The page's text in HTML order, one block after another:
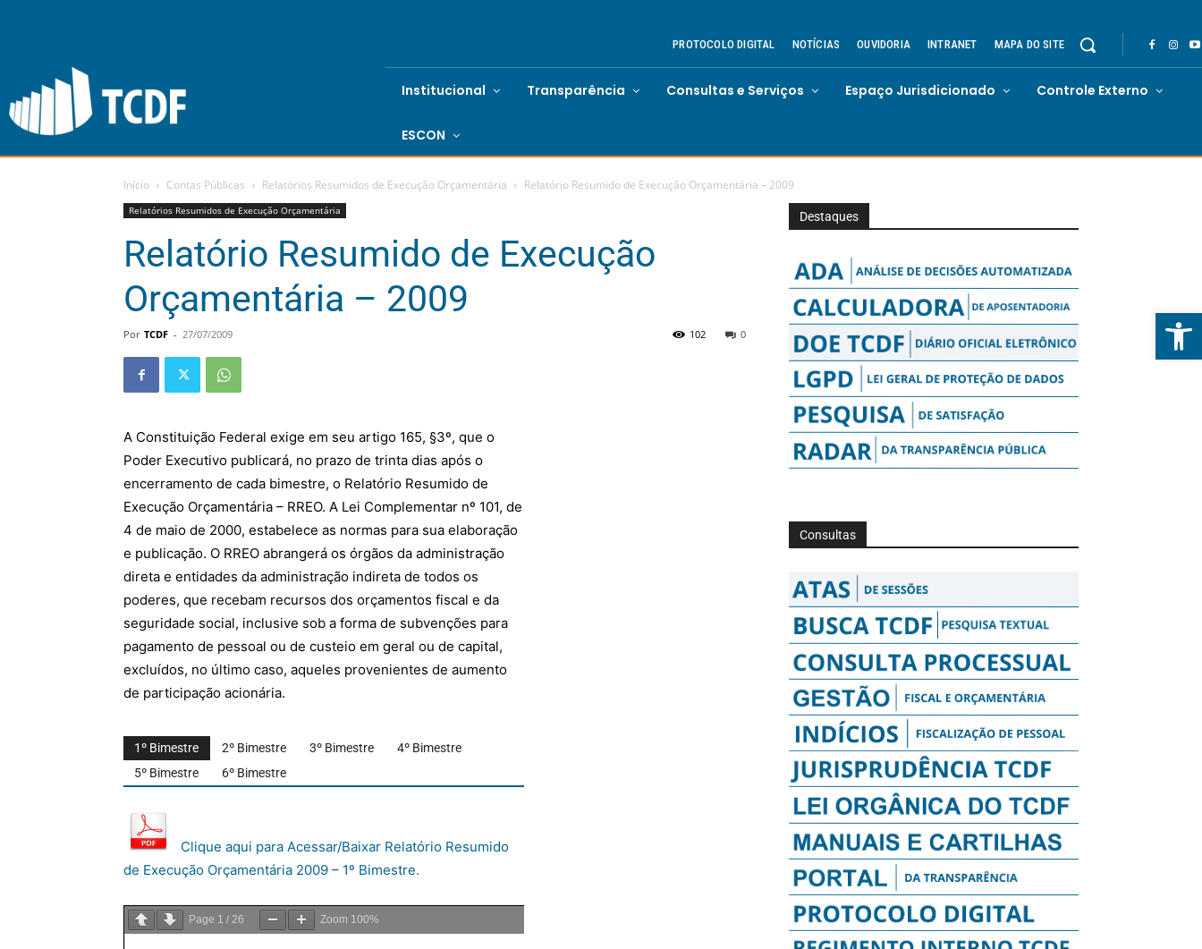
Abrir
PROTOCOLO DIGITAL NOTÍCIAS OUVIDORIA INTRANET MAPA DO SITE
Institucional Transparência Consultas e Serviços Espaço Jurisdicionado Controle Externo
ESCON
Início Contas Públicas Relatórios Resumidos de Execução Orçamentária Relatório Resumido de Execução Orçamentária – 2009
Relatórios Resumidos de Execução Orçamentária
Relatório Resumido de Execução
Orçamentária – 2009
Por TCDF - 27/07/2009 0
102
A Constituição Federal exige em seu artigo 165, §3º, que o
Poder Executivo publicará, no prazo de trinta dias após o
encerramento de cada bimestre, o Relatório Resumido de
Execução Orçamentária – RREO. A Lei Complementar nº 101, de
4 de maio de 2000, estabelece as normas para sua elaboração
e publicação. O RREO abrangerá os órgãos da administração
direta e entidades da administração indireta de todos os
poderes, que recebam recursos dos orçamentos fiscal e da
seguridade social, inclusive sob a forma de subvenções para
pagamento de pessoal ou de custeio em geral ou de capital,
excluídos, no último caso, aqueles provenientes de aumento
de participação acionária.
1º Bimestre 2º Bimestre 3º Bimestre
4º Bimestre
5º Bimestre
6º Bimestre
Clique aqui para Acessar/Baixar Relatório Resumido
de Execução Orçamentária 2009 – 1º Bimestre.
Page 1 / 26 Zoom 100%
Destaques
Consultas